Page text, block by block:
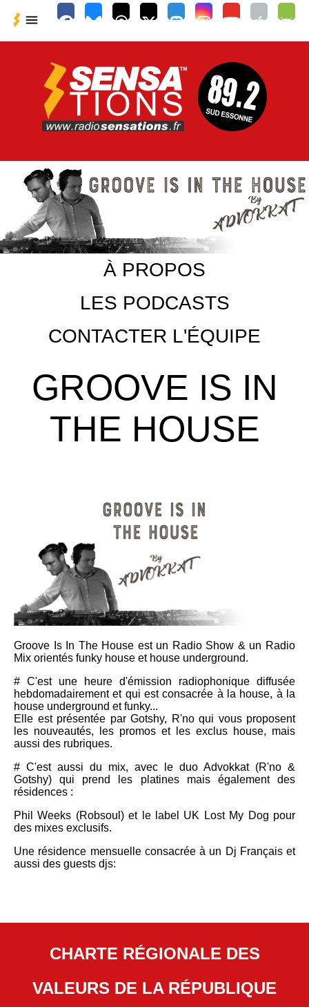

À PROPOS
LES PODCASTS
CONTACTER L'ÉQUIPE
GROOVE IS IN
THE HOUSE
Groove Is In The House est un Radio Show & un Radio
Mix orientés funky house et house underground.
# C'est une heure d'émission radiophonique diffusée
hebdomadairement et qui est consacrée à la house, à la
house underground et funky...
Elle est présentée par Gotshy, R'no qui vous proposent
les nouveautés, les promos et les exclus house, mais
aussi des rubriques.
# C'est aussi du mix, avec le duo Advokkat (R'no &
Gotshy) qui prend les platines mais également des
résidences :
Phil Weeks (Robsoul) et le label UK Lost My Dog pour
des mixes exclusifs.
Une résidence mensuelle consacrée à un Dj Français et
aussi des guests djs:
CHARTE RÉGIONALE DES
VALEURS DE LA RÉPUBLIQUE